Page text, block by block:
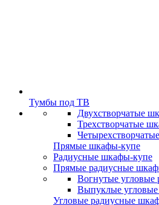
Тумбы под ТВ
Двухстворчатые
Трехстворчатые
Прямые шкафы-купе
Радиусные шкафы-купе
Прямые радиусные
Вогнутые
Выпуклые
Угловые радиусные